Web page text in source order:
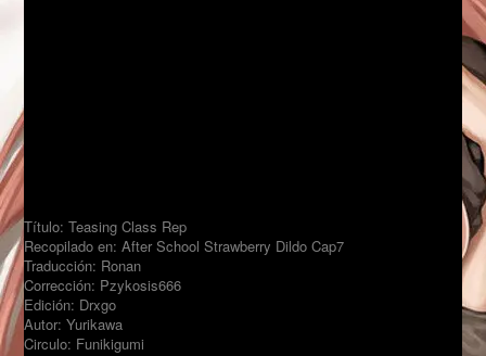
Título: Teasing Class Rep
Recopilado en: After School Strawberry Dildo Cap7
Traducción: Ronan
Corrección: Pzykosis666
Edición: Drxgo
Autor: Yurikawa
Circulo: Funikigumi